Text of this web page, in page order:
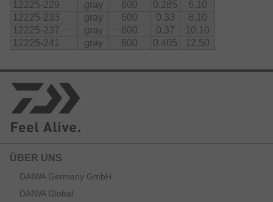
12225-229
gray 600 0.285
6.10
12225-233
gray 600 0.33
8.10
12225-237
gray 600 0.37
10.10
12225-241
gray 600 0.405 12.50
ÜBER UNS
DAIWA Germany GmbH
DAIWA Global